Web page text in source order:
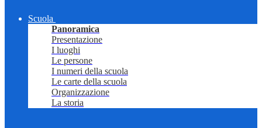
Scuola
Panoramica
Presentazione
I luoghi
Le persone
I numeri della scuola
Le carte della scuola
Organizzazione
La storia